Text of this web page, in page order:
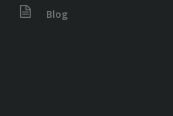
Blog